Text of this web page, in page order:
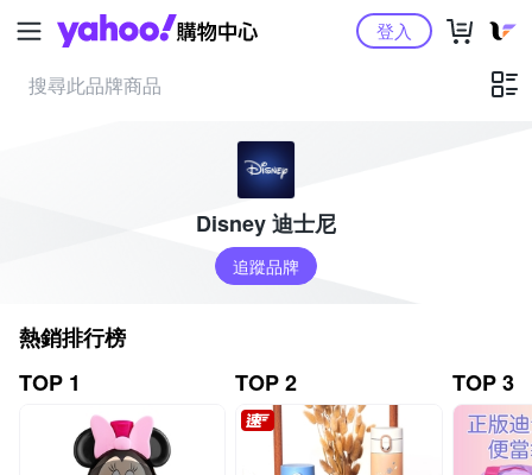
Yahoo購物中心登入
Disney 迪士尼
追蹤品牌
熱銷排行榜
TOP 1
TOP 2 TOP 3